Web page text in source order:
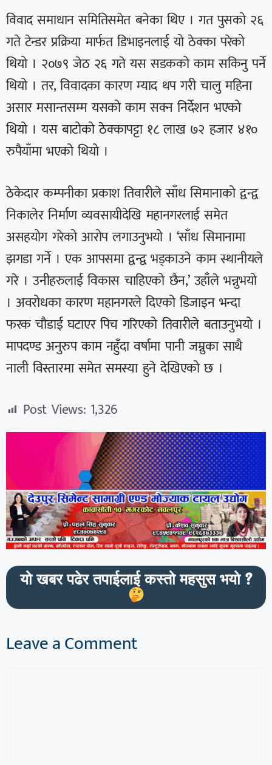
विवाद समाधान समितिसमेत बनेका थिए । गत पुसको २६
गते टेन्डर प्रक्रिया मार्फत डिभाइनलाई यो ठेक्का परेको
थियो । २०७९ जेठ २६ गते यस सडकको काम सकिनु पर्ने
थियो । तर, विवादका कारण म्याद थप गरी चालु महिना
असार मसान्तसम्म यसको काम सक्न निर्देशन भएको
थियो । यस बाटोको ठेक्कापट्टा १८ लाख ७२ हजार ४१०
रुपैयाँमा भएको थियो ।
ठेकेदार कम्पनीका प्रकाश तिवारीले साँध सिमानाको द्वन्द्व
निकालेर निर्माण व्यवसायीदेखि महानगरलाई समेत
असहयोग गरेको आरोप लगाउनुभयो । ‘साँध सिमानामा
झगडा गर्ने । एक आपसमा द्वन्द्व भड्काउने काम स्थानीयले
गरे । उनीहरुलाई विकास चाहिएको छैन,’ उहाँले भन्नुभयो
। अवरोधका कारण महानगरले दिएको डिजाइन भन्दा
फरक चौडाई घटाएर पिच गरिएको तिवारीले बताउनुभयो ।
मापदण्ड अनुरुप काम नहुँदा वर्षामा पानी जम्नुका साथै
नाली विस्तारमा समेत समस्या हुने देखिएको छ ।
Post Views: 1,326
यो खबर पढेर तपाईलाई कस्तो महसुस भयो ?
Leave a Comment